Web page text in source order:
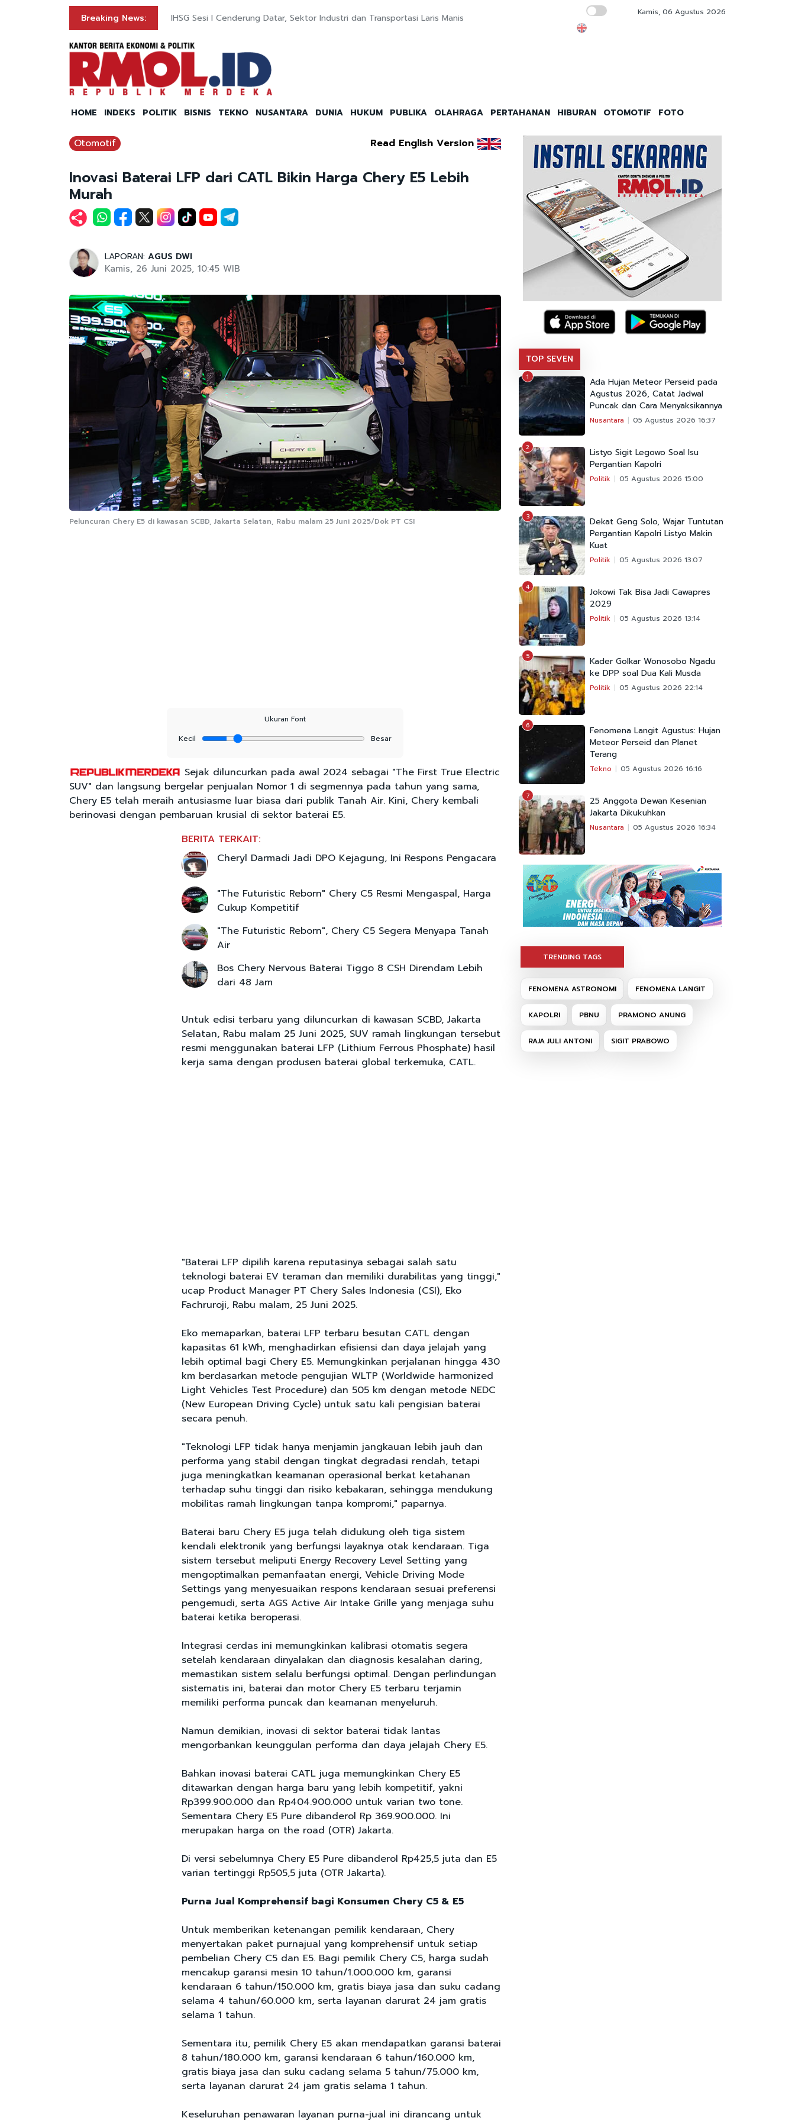
Breaking News: IHSG Sesi I Cenderung Datar, Sektor Industri dan Transportasi Laris Manis Saham AMD Anjlok 7 Persen, Investor
Kamis, 06 Agustus 2026
HOME INDEKS POLITIK BISNIS TEKNO NUSANTARA DUNIA HUKUM PUBLIKA OLAHRAGA PERTAHANAN HIBURAN OTOMOTIF FOTO
Otomotif Read English Version
Inovasi Baterai LFP dari CATL Bikin Harga Chery E5 Lebih
Murah
LAPORAN: AGUS DWI
Kamis, 26 Juni 2025, 10:45 WIB
Peluncuran Chery E5 di kawasan SCBD, Jakarta Selatan, Rabu malam 25 Juni 2025/Dok PT CSI
Ukuran Font
Kecil
Besar
Sejak diluncurkan pada awal 2024 sebagai "The First True Electric
SUV" dan langsung bergelar penjualan Nomor 1 di segmennya pada tahun yang sama,
Chery E5 telah meraih antusiasme luar biasa dari publik Tanah Air. Kini, Chery kembali
berinovasi dengan pembaruan krusial di sektor baterai E5.
BERITA TERKAIT:
Cheryl Darmadi Jadi DPO Kejagung, Ini Respons Pengacara
"The Futuristic Reborn" Chery C5 Resmi Mengaspal, Harga
Cukup Kompetitif
"The Futuristic Reborn", Chery C5 Segera Menyapa Tanah
Air
Bos Chery Nervous Baterai Tiggo 8 CSH Direndam Lebih
dari 48 Jam
Untuk edisi terbaru yang diluncurkan di kawasan SCBD, Jakarta
Selatan, Rabu malam 25 Juni 2025, SUV ramah lingkungan tersebut
resmi menggunakan baterai LFP (Lithium Ferrous Phosphate) hasil
kerja sama dengan produsen baterai global terkemuka, CATL.
"Baterai LFP dipilih karena reputasinya sebagai salah satu
teknologi baterai EV teraman dan memiliki durabilitas yang tinggi,"
ucap Product Manager PT Chery Sales Indonesia (CSI), Eko
Fachruroji, Rabu malam, 25 Juni 2025.
Eko memaparkan, baterai LFP terbaru besutan CATL dengan
kapasitas 61 kWh, menghadirkan efisiensi dan daya jelajah yang
lebih optimal bagi Chery E5. Memungkinkan perjalanan hingga 430
km berdasarkan metode pengujian WLTP (Worldwide harmonized
Light Vehicles Test Procedure) dan 505 km dengan metode NEDC
(New European Driving Cycle) untuk satu kali pengisian baterai
secara penuh.
"Teknologi LFP tidak hanya menjamin jangkauan lebih jauh dan
performa yang stabil dengan tingkat degradasi rendah, tetapi
juga meningkatkan keamanan operasional berkat ketahanan
terhadap suhu tinggi dan risiko kebakaran, sehingga mendukung
mobilitas ramah lingkungan tanpa kompromi," paparnya.
Baterai baru Chery E5 juga telah didukung oleh tiga sistem
kendali elektronik yang berfungsi layaknya otak kendaraan. Tiga
sistem tersebut meliputi Energy Recovery Level Setting yang
mengoptimalkan pemanfaatan energi, Vehicle Driving Mode
Settings yang menyesuaikan respons kendaraan sesuai preferensi
pengemudi, serta AGS Active Air Intake Grille yang menjaga suhu
baterai ketika beroperasi.
Integrasi cerdas ini memungkinkan kalibrasi otomatis segera
setelah kendaraan dinyalakan dan diagnosis kesalahan daring,
memastikan sistem selalu berfungsi optimal. Dengan perlindungan
sistematis ini, baterai dan motor Chery E5 terbaru terjamin
memiliki performa puncak dan keamanan menyeluruh.
Namun demikian, inovasi di sektor baterai tidak lantas
mengorbankan keunggulan performa dan daya jelajah Chery E5.
Bahkan inovasi baterai CATL juga memungkinkan Chery E5
ditawarkan dengan harga baru yang lebih kompetitif, yakni
Rp399.900.000 dan Rp404.900.000 untuk varian two tone.
Sementara Chery E5 Pure dibanderol Rp 369.900.000. Ini
merupakan harga on the road (OTR) Jakarta.
Di versi sebelumnya Chery E5 Pure dibanderol Rp425,5 juta dan E5
varian tertinggi Rp505,5 juta (OTR Jakarta).
Purna Jual Komprehensif bagi Konsumen Chery C5 & E5
Untuk memberikan ketenangan pemilik kendaraan, Chery
menyertakan paket purnajual yang komprehensif untuk setiap
pembelian Chery C5 dan E5. Bagi pemilik Chery C5, harga sudah
mencakup garansi mesin 10 tahun/1.000.000 km, garansi
kendaraan 6 tahun/150.000 km, gratis biaya jasa dan suku cadang
selama 4 tahun/60.000 km, serta layanan darurat 24 jam gratis
selama 1 tahun.
Sementara itu, pemilik Chery E5 akan mendapatkan garansi baterai
8 tahun/180.000 km, garansi kendaraan 6 tahun/160.000 km,
gratis biaya jasa dan suku cadang selama 5 tahun/75.000 km,
serta layanan darurat 24 jam gratis selama 1 tahun.
Keseluruhan penawaran layanan purna-jual ini dirancang untuk
TOP SEVEN
1
Ada Hujan Meteor Perseid pada
Agustus 2026, Catat Jadwal
Puncak dan Cara Menyaksikannya
Nusantara 05 Agustus 2026 16:37
2
Listyo Sigit Legowo Soal Isu
Pergantian Kapolri
Politik 05 Agustus 2026 15:00
3
Dekat Geng Solo, Wajar Tuntutan
Pergantian Kapolri Listyo Makin
Kuat
Politik 05 Agustus 2026 13:07
4
Jokowi Tak Bisa Jadi Cawapres
2029
Politik 05 Agustus 2026 13:14
5
Kader Golkar Wonosobo Ngadu
ke DPP soal Dua Kali Musda
Politik 05 Agustus 2026 22:14
6
Fenomena Langit Agustus: Hujan
Meteor Perseid dan Planet
Terang
Tekno 05 Agustus 2026 16:16
7
25 Anggota Dewan Kesenian
Jakarta Dikukuhkan
Nusantara 05 Agustus 2026 16:34
TRENDING TAGS
FENOMENA ASTRONOMI FENOMENA LANGIT
KAPOLRI PBNU PRAMONO ANUNG
RAJA JULI ANTONI SIGIT PRABOWO